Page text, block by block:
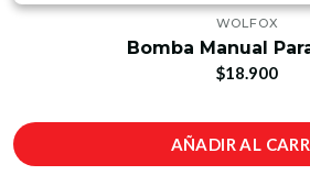
WOLFOX
Bomba Manual
$18.900
AÑADIR AL